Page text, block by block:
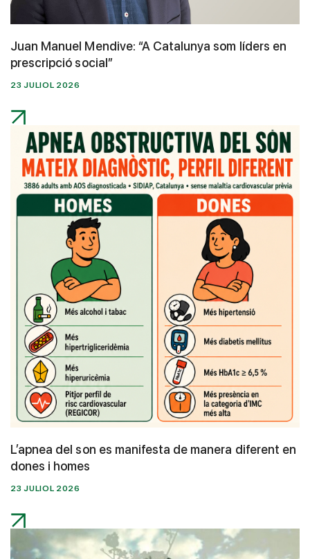
Juan Manuel Mendive: “A Catalunya som líders en
prescripció social”
23 JULIOL 2026
L’apnea del son es manifesta de manera diferent en
dones i homes
23 JULIOL 2026